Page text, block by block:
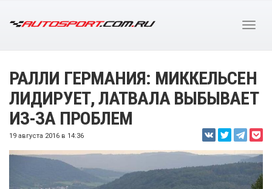
РАЛЛИ ГЕРМАНИЯ: МИККЕЛЬСЕН
ЛИДИРУЕТ, ЛАТВАЛА ВЫБЫВАЕТ
ИЗ-ЗА ПРОБЛЕМ
19 августа 2016 в 14:36